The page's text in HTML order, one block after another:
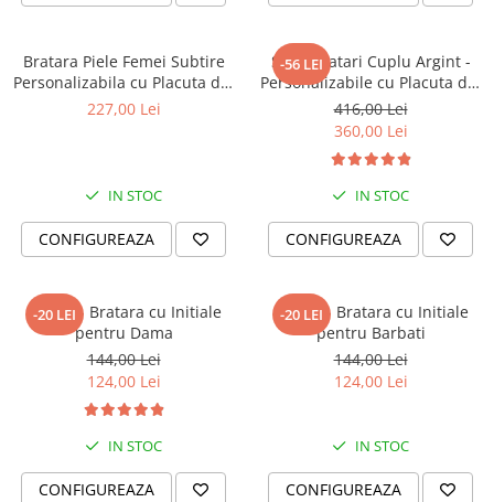
Bratara Piele Femei Subtire
Personalizabila cu Placuta din
Argint
227,00 Lei
IN STOC
CONFIGUREAZA
-56 LEI
Set 2 Bratari Cuplu Argint -
Personalizabile cu Placuta din
Argint
416,00 Lei
360,00 Lei
IN STOC
CONFIGUREAZA
-20 LEI
LOVED - Bratara cu Initiale
pentru Dama
144,00 Lei
124,00 Lei
IN STOC
CONFIGUREAZA
-20 LEI
LOVED - Bratara cu Initiale
pentru Barbati
144,00 Lei
124,00 Lei
IN STOC
CONFIGUREAZA